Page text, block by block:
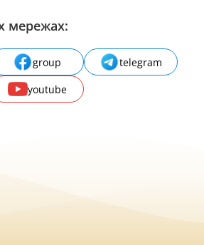
мережах:
group
telegram
youtube